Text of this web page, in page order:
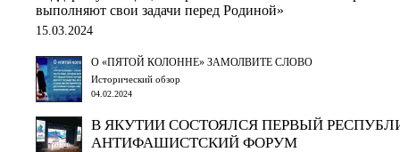
выполняют свои задачи перед Родиной»
15.03.2024
О «ПЯТОЙ КОЛОННЕ» ЗАМОЛВИТЕ СЛОВО
Исторический обзор
04.02.2024
В ЯКУТИИ СОСТОЯЛСЯ ПЕРВЫЙ
АНТИФАШИСТСКИЙ ФОРУМ